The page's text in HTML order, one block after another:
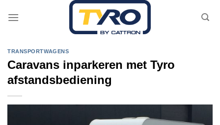
TRANSPORTWAGENS
Caravans inparkeren met Tyro
afstandsbediening